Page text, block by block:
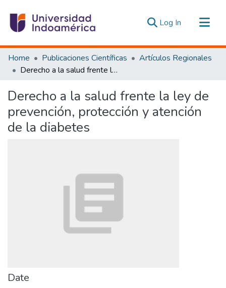
Log In (current)
Communities & Collections
All of DSpace
Estadísticas Externas
Home Publicaciones Científicas
Artículos Regionales
Derecho a la salud frente la ley de prevención, protección y atención de la diabetes
Derecho a la salud frente la ley de
prevención, protección y atención
de la diabetes
Date